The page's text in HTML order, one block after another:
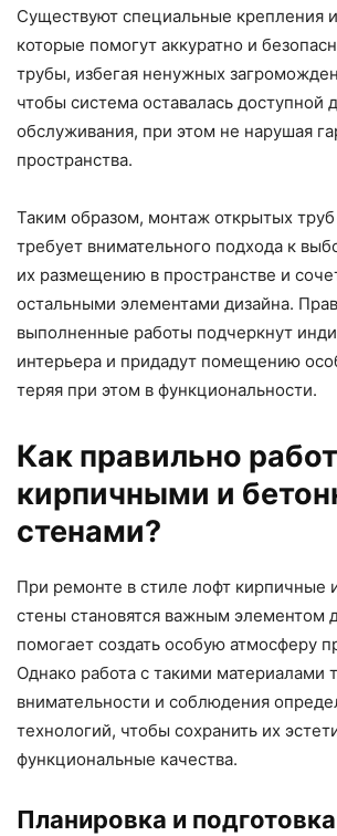
Существуют специальные крепления
которые помогут аккуратно и
трубы, избегая ненужных
чтобы система оставалась доступной
обслуживания, при этом не нарушая
пространства.
Таким образом, монтаж открытых
требует внимательного подхода к
их размещению в пространстве и
остальными элементами дизайна.
выполненные работы подчеркнут
интерьера и придадут помещению
теряя при этом в функциональности.
Как правильно
кирпичными и
стенами?
При ремонте в стиле лофт кирпичные
стены становятся важным элементом
помогает создать особую атмосферу
Однако работа с такими материалами
внимательности и соблюдения
технологий, чтобы сохранить их
функциональные качества.
Планировка и